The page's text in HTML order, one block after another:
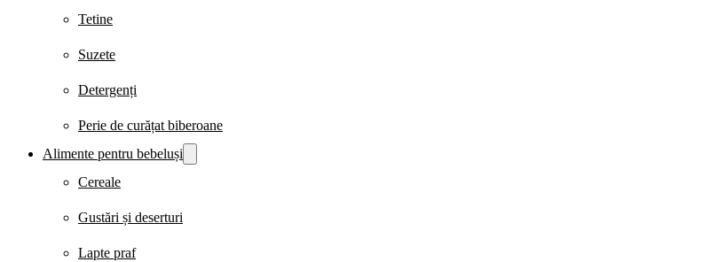
Tetine
Suzete
Detergenți
Perie de curățat biberoane
Alimente pentru bebeluși
Cereale
Gustări și deserturi
Lapte praf